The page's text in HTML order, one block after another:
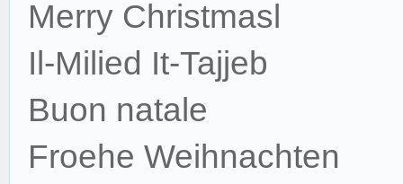
Merry Christmasl
Il-Milied It-Tajjeb
Buon natale
Froehe Weihnachten